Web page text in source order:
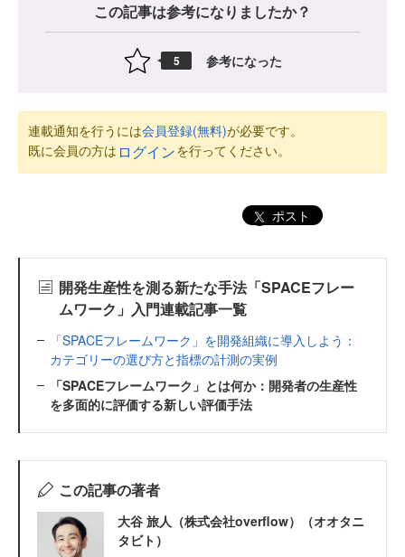
この記事は参考になりましたか？
5 参考になった
連載通知を行うには会員登録(無料)が必要です。
既に会員の方は ログインを行ってください。
ポスト
開発生産性を測る新たな手法「SPACEフレー
ムワーク」入門連載記事一覧
「SPACEフレームワーク」を開発組織に導入しよう：
カテゴリーの選び方と指標の計測の実例
「SPACEフレームワーク」とは何か：開発者の生産性
を多面的に評価する新しい評価手法
この記事の著者
大谷 旅人（株式会社overflow）（オオタニ
タビト）